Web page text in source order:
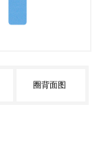
圈背面图